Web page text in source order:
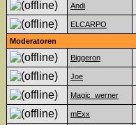
Andi
ELCARPO
Moderatoren
Biggeron
Joe
Magic_werner
mExx